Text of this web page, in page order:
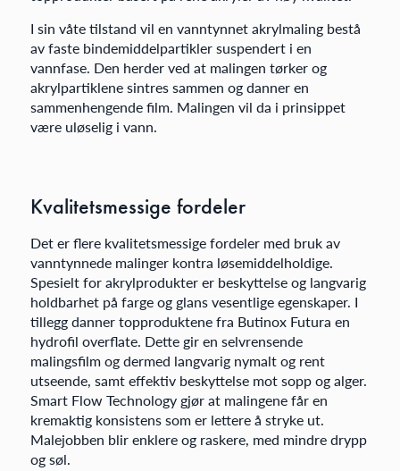
I sin våte tilstand vil en vanntynnet akrylmaling bestå
av faste bindemiddelpartikler suspendert i en
vannfase. Den herder ved at malingen tørker og
akrylpartiklene sintres sammen og danner en
sammenhengende film. Malingen vil da i prinsippet
være uløselig i vann.
Kvalitetsmessige fordeler
Det er flere kvalitetsmessige fordeler med bruk av
vanntynnede malinger kontra løsemiddelholdige.
Spesielt for akrylprodukter er beskyttelse og langvarig
holdbarhet på farge og glans vesentlige egenskaper. I
tillegg danner topproduktene fra Butinox Futura en
hydrofil overflate. Dette gir en selvrensende
malingsfilm og dermed langvarig nymalt og rent
utseende, samt effektiv beskyttelse mot sopp og alger.
Smart Flow Technology gjør at malingene får en
kremaktig konsistens som er lettere å stryke ut.
Malejobben blir enklere og raskere, med mindre drypp
og søl.